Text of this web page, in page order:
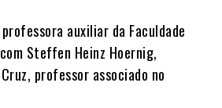
auxiliar da Faculdade
Steffen Heinz Hoernig,
professor associado no